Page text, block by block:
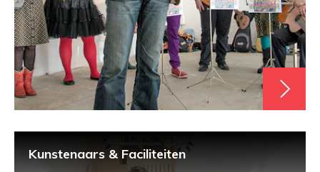
Kunstenaars & Faciliteiten